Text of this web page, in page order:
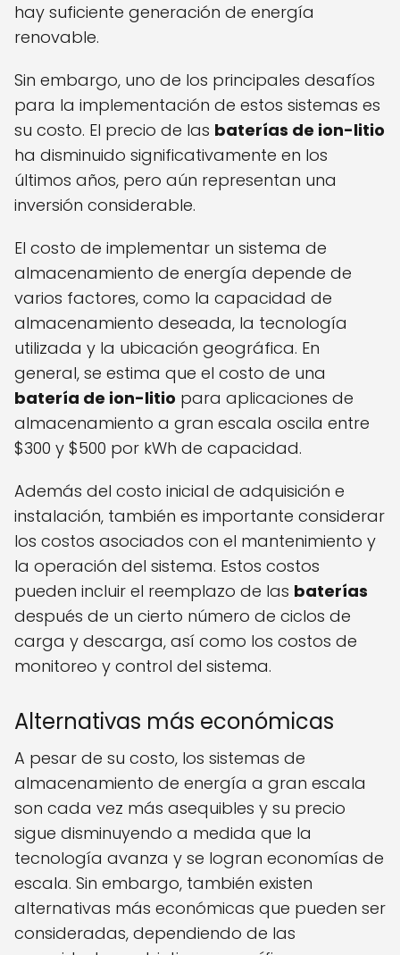
hay suficiente generación de energía
renovable.
Sin embargo, uno de los principales desafíos
para la implementación de estos sistemas es
su costo. El precio de las baterías de ion-litio
ha disminuido significativamente en los
últimos años, pero aún representan una
inversión considerable.
El costo de implementar un sistema de
almacenamiento de energía depende de
varios factores, como la capacidad de
almacenamiento deseada, la tecnología
utilizada y la ubicación geográfica. En
general, se estima que el costo de una
batería de ion-litio para aplicaciones de
almacenamiento a gran escala oscila entre
$300 y $500 por kWh de capacidad.
Además del costo inicial de adquisición e
instalación, también es importante considerar
los costos asociados con el mantenimiento y
la operación del sistema. Estos costos
pueden incluir el reemplazo de las baterías
después de un cierto número de ciclos de
carga y descarga, así como los costos de
monitoreo y control del sistema.
Alternativas más económicas
A pesar de su costo, los sistemas de
almacenamiento de energía a gran escala
son cada vez más asequibles y su precio
sigue disminuyendo a medida que la
tecnología avanza y se logran economías de
escala. Sin embargo, también existen
alternativas más económicas que pueden ser
consideradas, dependiendo de las